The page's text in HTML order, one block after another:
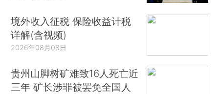
境外收入征税 保险收益计税
详解(含视频)
2026年08月08日
贵州山脚树矿难致16人死亡近
三年 矿长涉罪被罢免全国人